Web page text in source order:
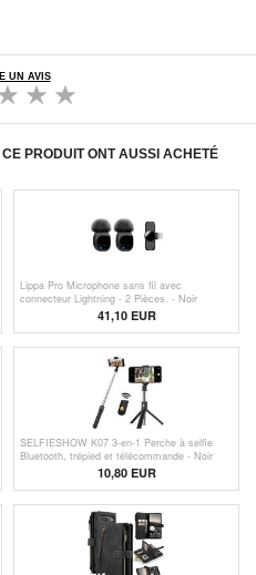
UN AVIS
PRODUIT ONT AUSSI ACHETÉ
Lippa Pro Microphone sans fil avec
connecteur Lightning - 2 Pièces. - Noir
41,10 EUR
SELFIESHOW K07 3-en-1 Perche à selfie
Bluetooth, trépied et télécommande - Noir
10,80EUR